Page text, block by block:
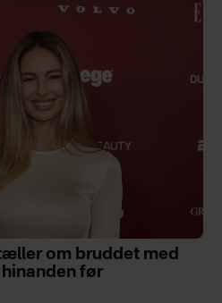
om bruddet med
hinanden før